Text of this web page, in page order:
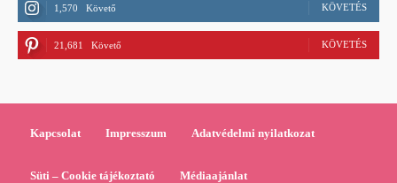
1,570 Követő KÖVETÉS
21,681 Követő KÖVETÉS
Kapcsolat Impresszum Adatvédelmi nyilatkozat
Süti – Cookie tájékoztató Médiaajánlat